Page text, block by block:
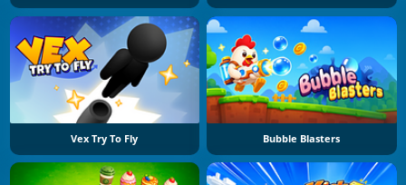
Vex Try To Fly Bubble Blasters